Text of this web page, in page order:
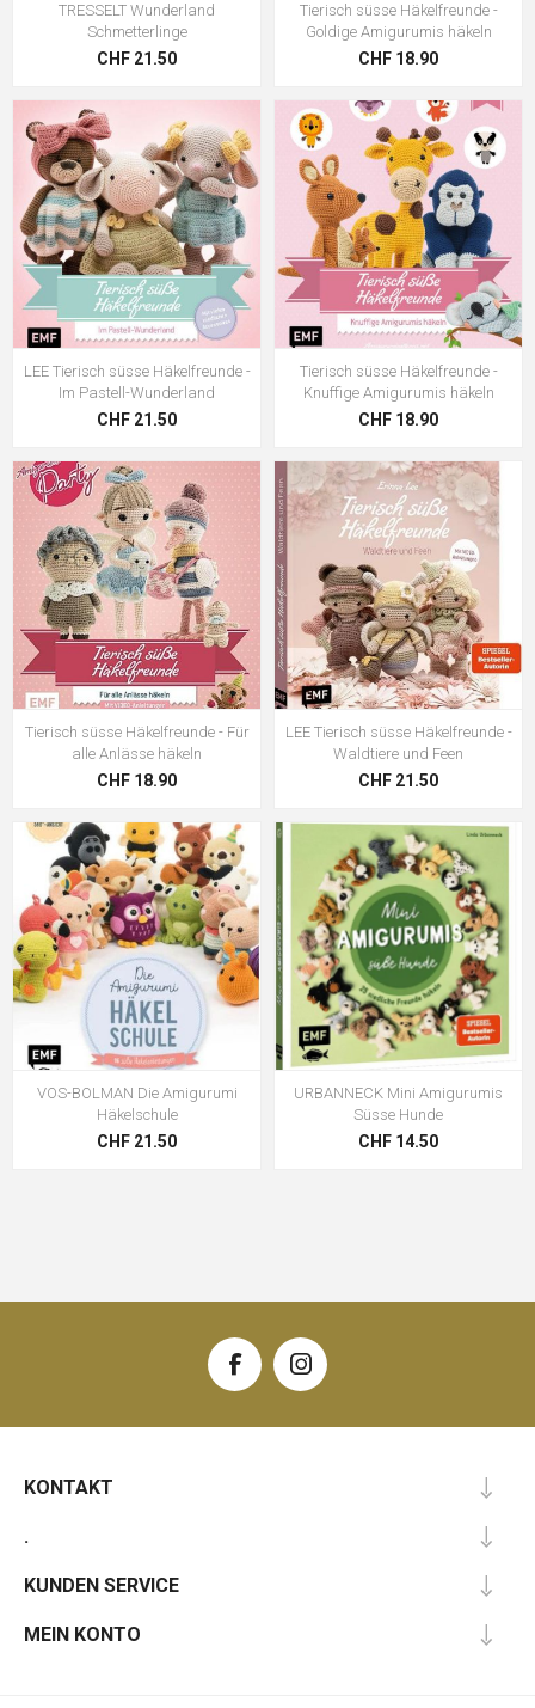
TRESSELT Wunderland
Schmetterlinge
CHF 21.50
Tierisch süsse Häkelfreunde -
Goldige Amigurumis häkeln
CHF 18.90
LEE Tierisch süsse Häkelfreunde -
Im Pastell-Wunderland
CHF 21.50
Tierisch süsse Häkelfreunde -
Knuffige Amigurumis häkeln
CHF 18.90
Tierisch süsse Häkelfreunde - Für
alle Anlässe häkeln
CHF 18.90
LEE Tierisch süsse Häkelfreunde -
Waldtiere und Feen
CHF 21.50
VOS-BOLMAN Die Amigurumi
Häkelschule
CHF 21.50
URBANNECK Mini Amigurumis
Süsse Hunde
CHF 14.50
KONTAKT
.
KUNDEN SERVICE
MEIN KONTO